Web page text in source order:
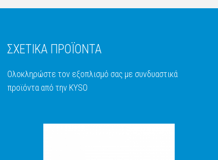
ΣΧΕΤΙΚΑ ΠΡΟΪΟΝΤΑ
Ολοκληρώστε τον εξοπλισμό σας με συνδυαστικά
προϊόντα από την KYSO